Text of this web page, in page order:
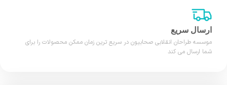
ارسال سریع
موسسه طراحان انقلابی صحابیون در سریع ترین زمان ممکن محصولات را برای
شما ارسال می کند